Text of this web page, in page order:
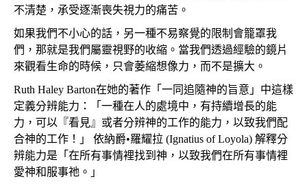
不清楚，承受逐漸喪失視力的痛苦。
如果我們不小心的話，另一種不易察覺的限制會籠罩我
們，那就是我們屬靈視野的收縮。當我們透過經驗的鏡片
來觀看生命的時候，只會萎縮想像力，而不是擴大。
Ruth Haley Barton在她的著作「一同追隨神的旨意」中這樣
定義分辨能力：「一種在人的處境中，有持續增長的能
力，可以『看見』或者分辨神的工作的能力，以致我們配
合神的工作！」 依納爵•羅耀拉 (Ignatius of Loyola) 解釋分
辨能力是「在所有事情裡找到神，以致我們在所有事情裡
愛神和服事祂。」